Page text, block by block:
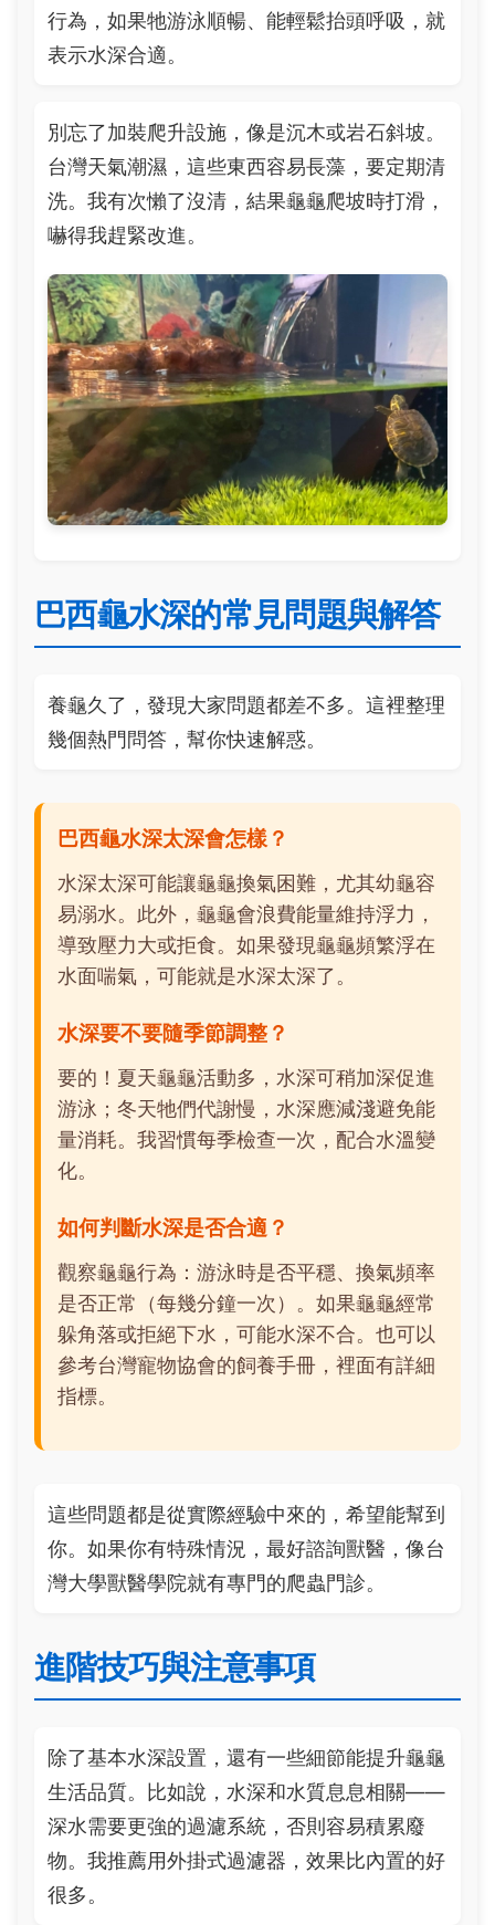
行為，如果牠游泳順暢、能輕鬆抬頭呼吸，就
表示水深合適。
別忘了加裝爬升設施，像是沉木或岩石斜坡。
台灣天氣潮濕，這些東西容易長藻，要定期清
洗。我有次懶了沒清，結果龜龜爬坡時打滑，
嚇得我趕緊改進。
巴西龜水深的常見問題與解答
養龜久了，發現大家問題都差不多。這裡整理
幾個熱門問答，幫你快速解惑。
巴西龜水深太深會怎樣？
水深太深可能讓龜龜換氣困難，尤其幼龜容
易溺水。此外，龜龜會浪費能量維持浮力，
導致壓力大或拒食。如果發現龜龜頻繁浮在
水面喘氣，可能就是水深太深了。
水深要不要隨季節調整？
要的！夏天龜龜活動多，水深可稍加深促進
游泳；冬天牠們代謝慢，水深應減淺避免能
量消耗。我習慣每季檢查一次，配合水溫變
化。
如何判斷水深是否合適？
觀察龜龜行為：游泳時是否平穩、換氣頻率
是否正常（每幾分鐘一次）。如果龜龜經常
躲角落或拒絕下水，可能水深不合。也可以
參考台灣寵物協會的飼養手冊，裡面有詳細
指標。
這些問題都是從實際經驗中來的，希望能幫到
你。如果你有特殊情況，最好諮詢獸醫，像台
灣大學獸醫學院就有專門的爬蟲門診。
進階技巧與注意事項
除了基本水深設置，還有一些細節能提升龜龜
生活品質。比如說，水深和水質息息相關——
深水需要更強的過濾系統，否則容易積累廢
物。我推薦用外掛式過濾器，效果比內置的好
很多。